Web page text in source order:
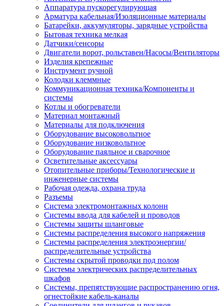
Аппаратура пускорегулирующая
Арматура кабельная/Изоляционные материалы
Батарейки, аккумуляторы, зарядные устройства
Бытовая техника мелкая
Датчики/сенсоры
Двигатели ворот, рольставен/Насосы/Вентиляторы
Изделия крепежные
Инструмент ручной
Колодки клеммные
Коммуникационная техника/Компоненты и
системы
Котлы и обогреватели
Материал монтажный
Материалы для подключения
Оборудование высоковольтное
Оборудование низковольтное
Оборудование паяльное и сварочное
Осветительные аксессуары
Отопительные приборы/Технологические и
инженерные системы
Рабочая одежда, охрана труда
Разъемы
Система электромонтажных колонн
Системы ввода для кабелей и проводов
Системы защиты шланговые
Системы распределения высокого напряжения
Системы распределения электроэнергии/
распределительные устройства
Системы скрытой проводки под полом
Системы электрических распределительных
шкафов
Системы, препятствующие распространению огня,
огнестойкие кабель-каналы